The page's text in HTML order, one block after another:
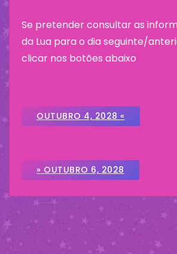
Se pretender consultar as
da Lua para o dia seguinte/
clicar nos botões abaixo
OUTUBRO 4, 2028 «
» OUTUBRO 6, 2028